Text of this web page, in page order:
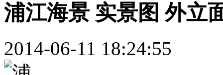
浦江海景 实景图 外立
2014-06-11 18:24:55